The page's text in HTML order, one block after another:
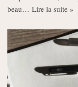
beau… Lire la suite »